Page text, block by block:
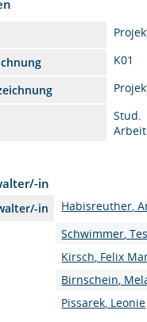
K01
Stud.
in
in
Habisreuther,
Schwimmer,
Kirsch, Felix
Birnschein,
Pissarek, Leonie